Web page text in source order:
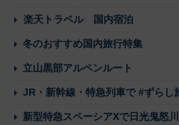
楽天トラベル 国内宿泊
冬のおすすめ国内旅行特集
立山黒部アルペンルート
JR・新幹線・特急列車で #ずらし
新型特急スペーシアXで日光鬼怒